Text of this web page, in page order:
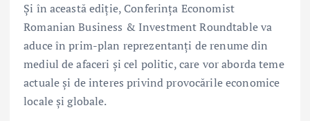
Și în această ediție, Conferința Economist
Romanian Business & Investment Roundtable va
aduce în prim-plan reprezentanți de renume din
mediul de afaceri și cel politic, care vor aborda teme
actuale și de interes privind provocările economice
locale și globale.